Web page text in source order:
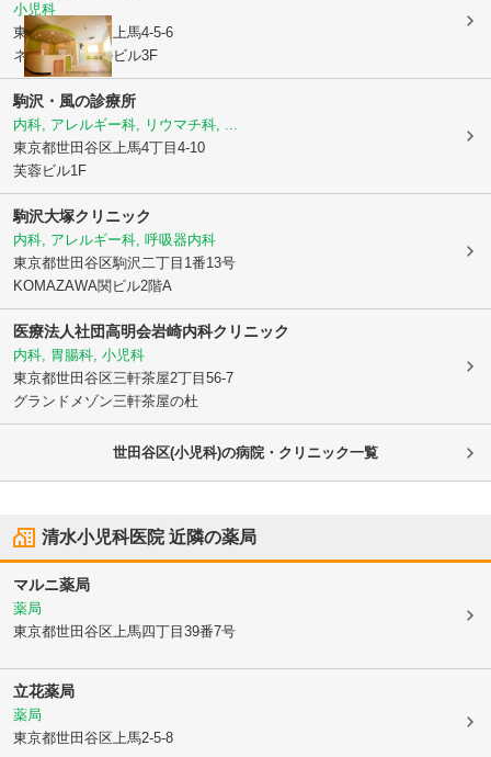
小児科
東京都世田谷区上馬4-5-6
ネスグローバルビル3F
駒沢・風の診療所
内科, アレルギー科, リウマチ科, ...
東京都世田谷区上馬4丁目4-10
芙蓉ビル1F
駒沢大塚クリニック
内科, アレルギー科, 呼吸器内科
東京都世田谷区駒沢二丁目1番13号
KOMAZAWA関ビル2階A
医療法人社団高明会岩崎内科クリニック
内科, 胃腸科, 小児科
東京都世田谷区三軒茶屋2丁目56-7
グランドメゾン三軒茶屋の杜
世田谷区(小児科)の病院・クリニック一覧
清水小児科医院近隣の薬局
マルニ薬局
薬局
東京都世田谷区上馬四丁目39番7号
立花薬局
薬局
東京都世田谷区上馬2-5-8